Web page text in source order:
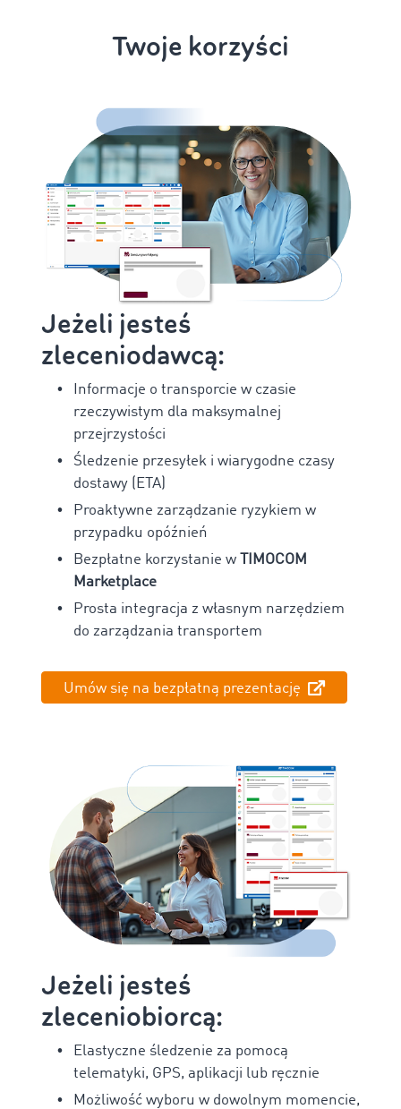
Twoje korzyści
Jeżeli jesteś
zleceniodawcą:
Informacje o transporcie w czasie
rzeczywistym dla maksymalnej
przejrzystości
Śledzenie przesyłek i wiarygodne czasy
dostawy (ETA)
Proaktywne zarządzanie ryzykiem w
przypadku opóźnień
Bezpłatne korzystanie w
TIMOCOM
Marketplace
Prosta integracja z własnym narzędziem
do zarządzania transportem
Umów się na bezpłatną prezentację
Jeżeli jesteś
zleceniobiorcą:
Elastyczne śledzenie za pomocą
telematyki, GPS, aplikacji lub ręcznie
Możliwość wyboru w dowolnym momencie,